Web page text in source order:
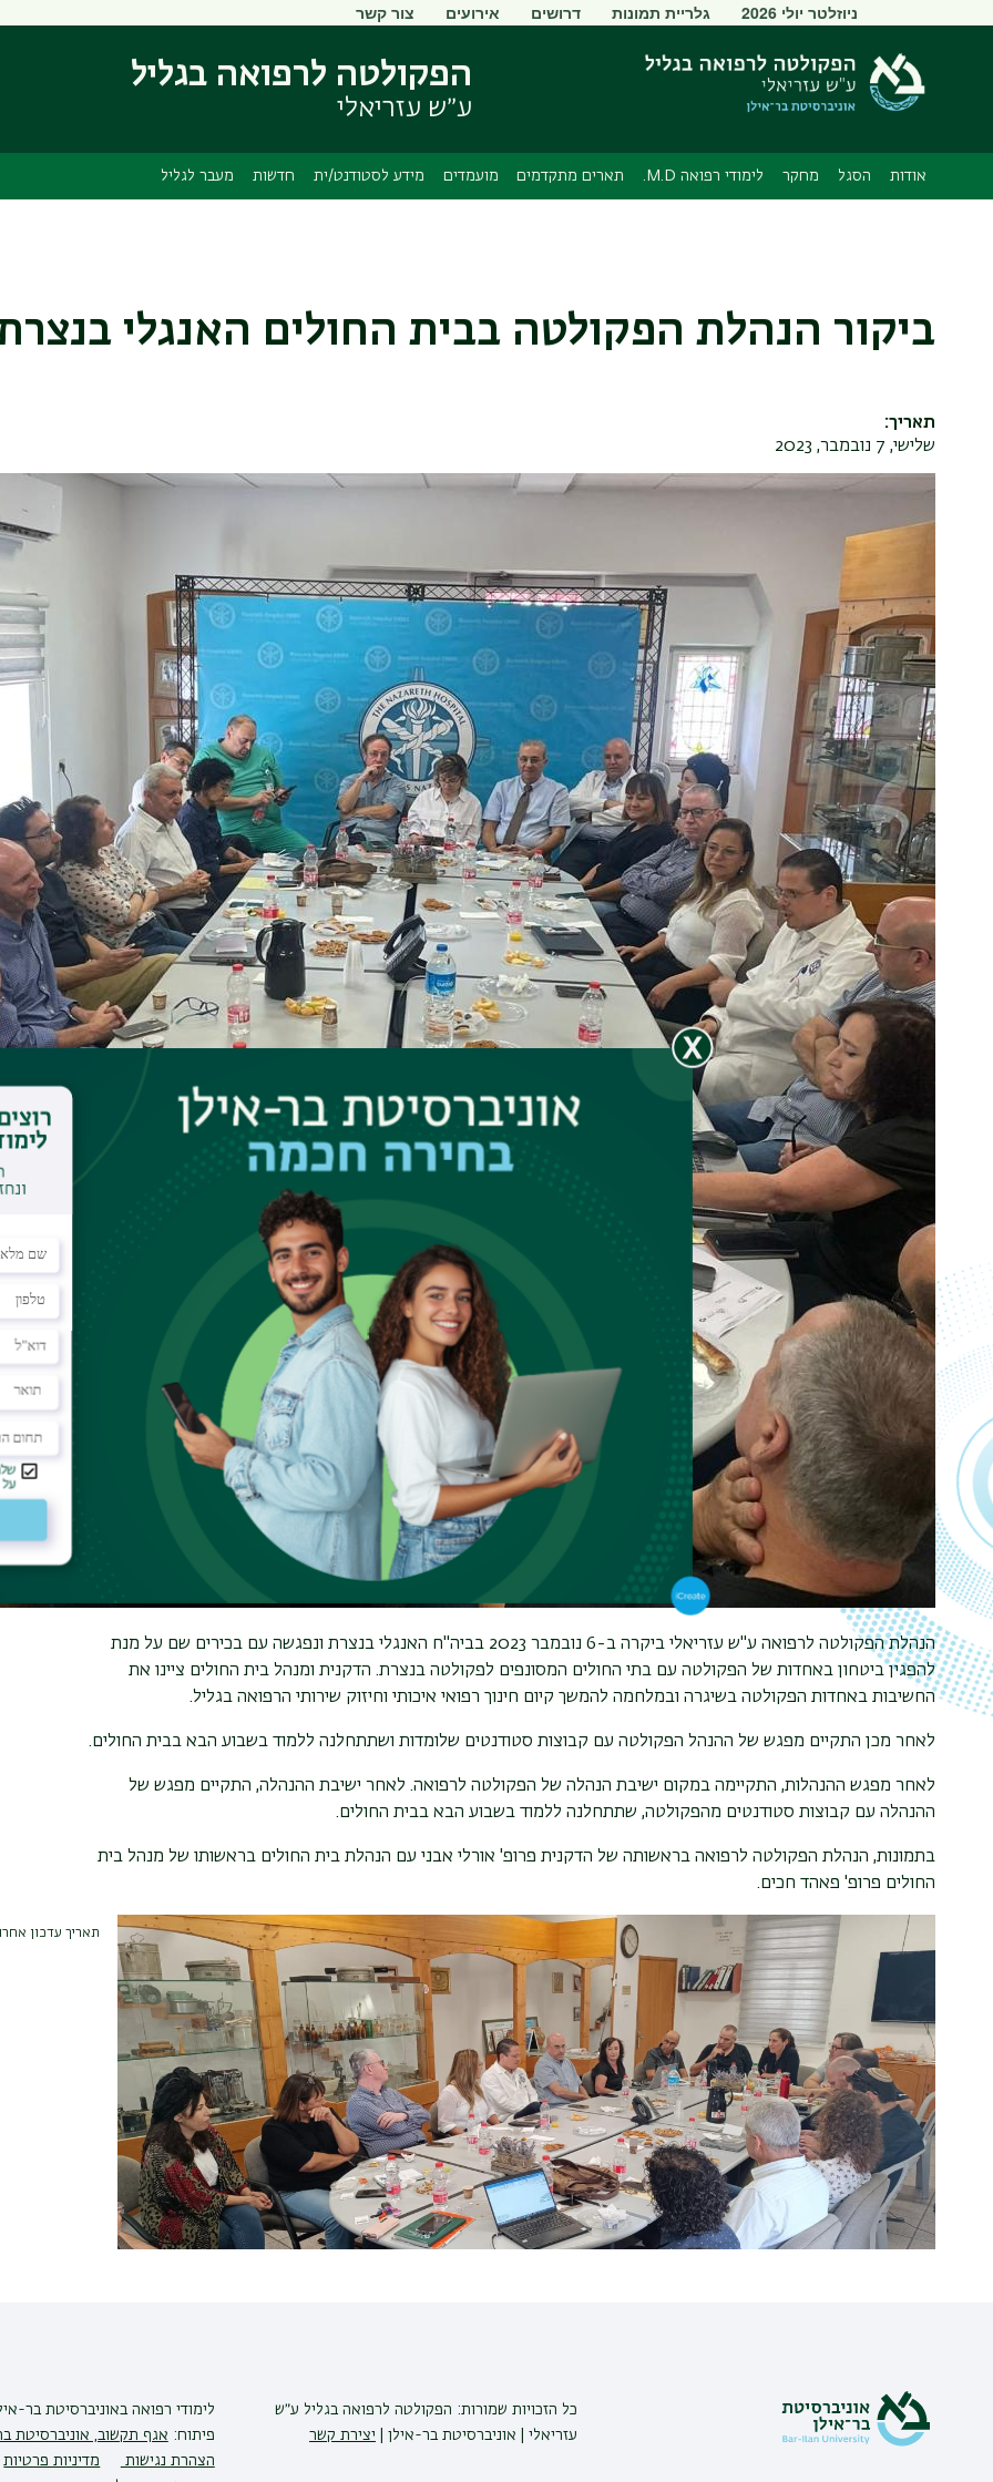
העיקרי
ניווט
תפריט
ניוזלטר יולי 2026 גלריית תמונות דרושים אירועים צור קשר
הפקולטה לרפואה בגליל
ע״ש עזריאלי
אודות הסגל מחקר לימודי רפואה M.D. תארים מתקדמים מועמדים מידע לסטודנט/ית חדשות מעבר לגליל
ביקור הנהלת הפקולטה בבית החולים האנגלי
תאריך
שלישי, 7 נובמבר, 2023
הנהלת הפקולטה לרפואה ע"ש עזריאלי ביקרה ב-6 נובמבר 2023 בביה"ח האנגלי בנצרת ונפגשה עם בכירים שם על מנת
להפגין ביטחון באחדות של הפקולטה עם בתי החולים המסונפים לפקולטה בנצרת. הדקנית ומנהל בית החולים ציינו את
החשיבות באחדות הפקולטה בשיגרה ובמלחמה להמשך קיום חינוך רפואי איכותי וחיזוק שירותי הרפואה בגליל.
לאחר מכן התקיים מפגש של ההנהל הפקולטה עם קבוצות סטודנטים שלומדות ושתתחלנה ללמוד בשבוע הבא בבית החולים.
לאחר מפגש ההנהלות, התקיימה במקום ישיבת הנהלה של הפקולטה לרפואה. לאחר ישיבת ההנהלה, התקיים מפגש של
ההנהלה עם קבוצות סטודנטים מהפקולטה, שתתחלנה ללמוד בשבוע הבא בבית החולים.
בתמונות, הנהלת הפקולטה לרפואה בראשותה של הדקנית פרופ' אורלי אבני עם הנהלת בית החולים בראשותו של מנהל בית
החולים פרופ' פאהד חכים.
תאריך עדכון אחרון : 08/
כל הזכויות שמורות: הפקולטה לרפואה בגליל ע״ש
עזריאלי | אוניברסיטת בר-אילן | יצירת קשר
לימודי רפואהבאוניברסיטת בר-
פיתוח: אגף תקשוב, אוניברסיטת
הצהרת נגישות
מדיניות פרטיות